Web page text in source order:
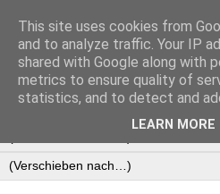
Manus
außer
This site uses cookies from
and to analyze traffic. Your IP
shared with Google along with
metrics to ensure quality of
statistics, and to detect and
LEARN MORE